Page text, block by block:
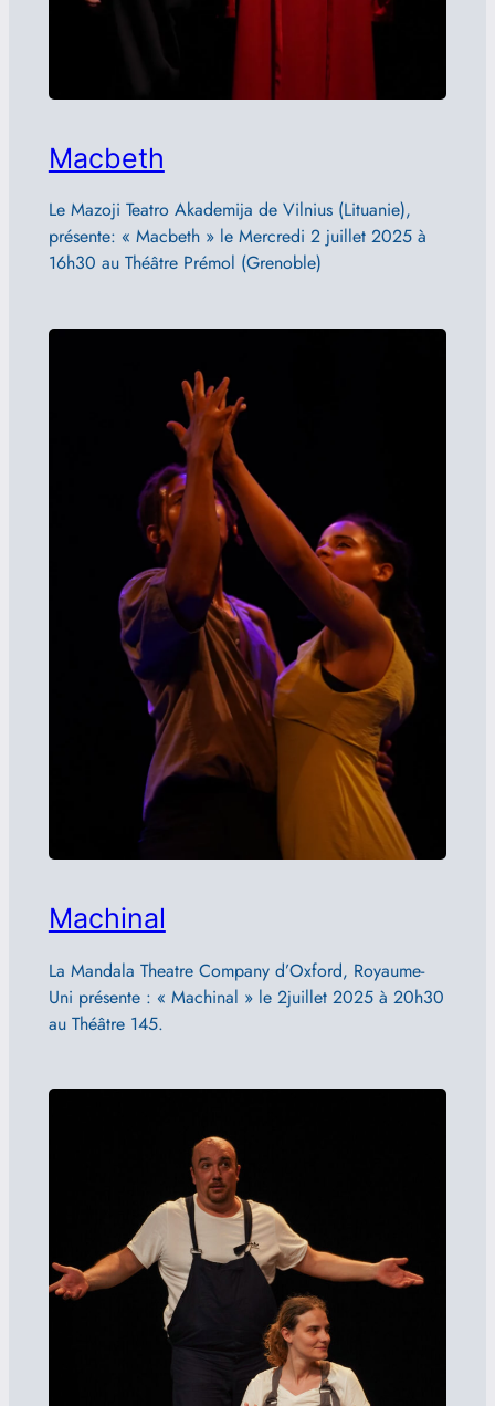
Macbeth
Le Mazoji Teatro Akademija de Vilnius (Lituanie),
présente: « Macbeth » le Mercredi 2 juillet 2025 à
16h30 au Théâtre Prémol (Grenoble)
Machinal
La Mandala Theatre Company d’Oxford, Royaume-
Uni présente : « Machinal » le 2juillet 2025 à 20h30
au Théâtre 145.